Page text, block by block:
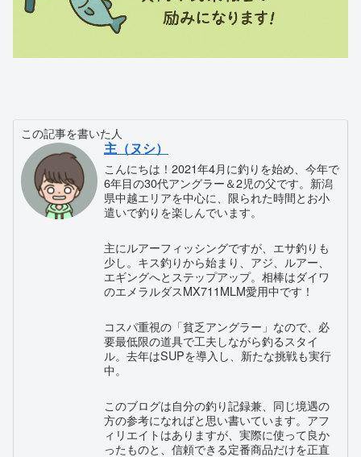
この記事を書いた人
主（ヌシ）
こんにちは！2021年4月に釣りを始め、今年で
6年目の30代アングラー＆2児の父です。新潟
県中越エリアを中心に、限られた時間とお小
遣いで釣りを楽しんでいます。
主にルアーフィッシングですが、エサ釣りも
少し。キス釣りから始まり、アジ、ルアー、
エギングへとステップアップ。相棒はダイワ
のエメラルダスMX711MLM愛用中です！
コスパ重視の「貧乏アングラー」なので、必
要最低限の道具で工夫しながら釣るスタイ
ル。去年はSUPを導入し、新たな挑戦も実行
中。
このブログは自分の釣り記録兼、同じ境遇の
方の参考になればと思い書いています。アフ
ィリエイトはありますが、実際に使って良か
ったものと、信頼できる定番商品だけを正直